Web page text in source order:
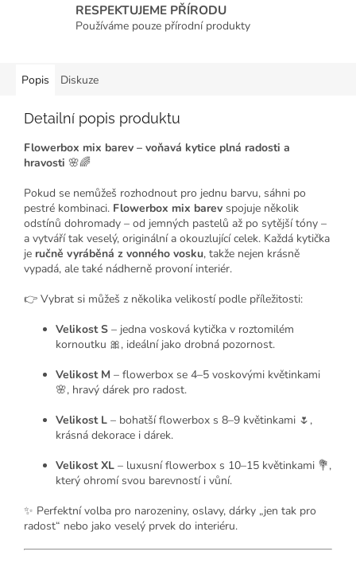
RESPEKTUJEME PŘÍRODU
Používáme pouze přírodní produkty
Popis Diskuze
Detailní popis produktu
Flowerbox mix barev – voňavá kytice plná radosti a
hravosti 🌸🌈
Pokud se nemůžeš rozhodnout pro jednu barvu, sáhni po
pestré kombinaci. Flowerbox mix barev spojuje několik
odstínů dohromady – od jemných pastelů až po sytější tóny –
a vytváří tak veselý, originální a okouzlující celek. Každá kytička
je ručně vyráběná z vonného vosku, takže nejen krásně
vypadá, ale také nádherně provoní interiér.
👉 Vybrat si můžeš z několika velikostí podle příležitosti:
Velikost S – jedna vosková kytička v roztomilém
kornoutku 🎀, ideální jako drobná pozornost.
Velikost M – flowerbox se 4–5 voskovými květinkami
🌸, hravý dárek pro radost.
Velikost L – bohatší flowerbox s 8–9 květinkami 🌷,
krásná dekorace i dárek.
Velikost XL – luxusní flowerbox s 10–15 květinkami 💐,
který ohromí svou barevností i vůní.
✨ Perfektní volba pro narozeniny, oslavy, dárky „jen tak pro
radost“ nebo jako veselý prvek do interiéru.